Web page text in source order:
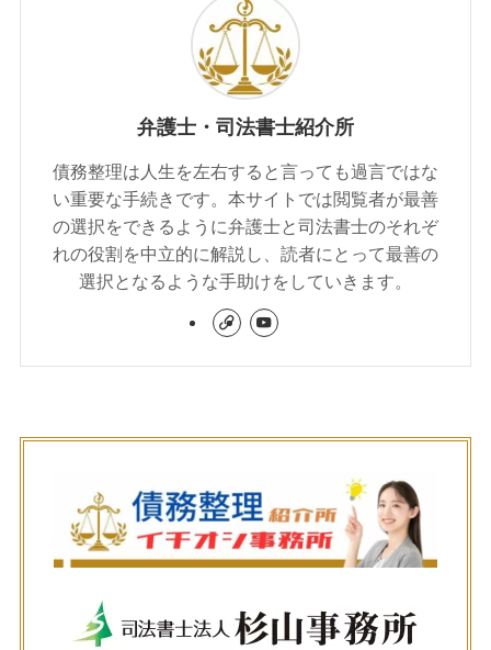
弁護士・司法書士紹介所
債務整理は人生を左右すると言っても過言ではな
い重要な手続きです。本サイトでは閲覧者が最善
の選択をできるように弁護士と司法書士のそれぞ
れの役割を中立的に解説し、読者にとって最善の
選択となるような手助けをしていきます。